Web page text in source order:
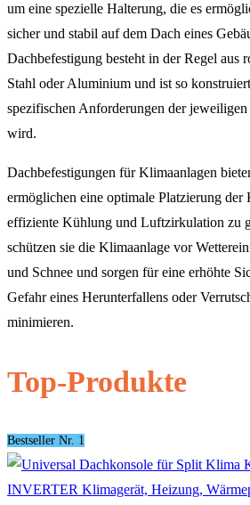
um eine spezielle Halterung, die es
sicher und stabil auf dem Dach eines
Dachbefestigung besteht in der Regel aus
Stahl oder Aluminium und ist so
spezifischen Anforderungen der
wird.
Dachbefestigungen für Klimaanlagen
ermöglichen eine optimale Platzierung der
effiziente Kühlung und Luftzirkulation zu
schützen sie die Klimaanlage vor
und Schnee und sorgen für eine erhöhte
Gefahr eines Herunterfallens oder
minimieren.
Top-Produkte
Bestseller Nr. 1